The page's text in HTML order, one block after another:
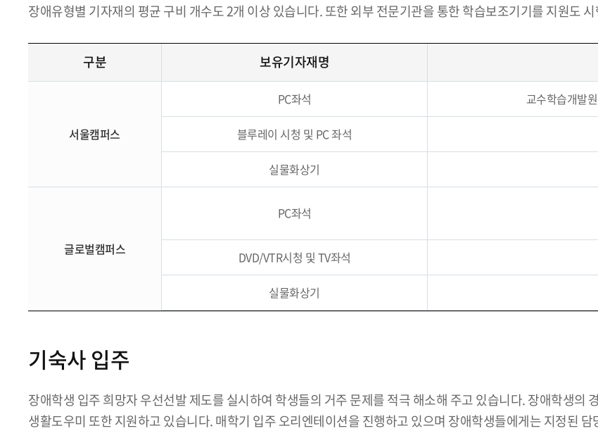
장애유형별 기자재의 평균 구비 개수도 2개 이상 있습니다. 또한 외부 전문기관을 통한 학습보조기기를 지원도
구분 보유기자재명
서울캠퍼스
PC좌석 교수학습개발
블루레이 시청 및 PC 좌석
실물화상기
글로벌캠퍼스
PC좌석
DVD/VTR시청 및 TV좌석
실물화상기
기숙사 입주
장애학생 입주 희망자 우선선발 제도를 실시하여 학생들의 거주 문제를 적극 해소해 주고 있습니다. 장애학생의
생활도우미 또한 지원하고 있습니다. 매학기 입주 오리엔테이션을 진행하고 있으며 장애학생들에게는 지정된